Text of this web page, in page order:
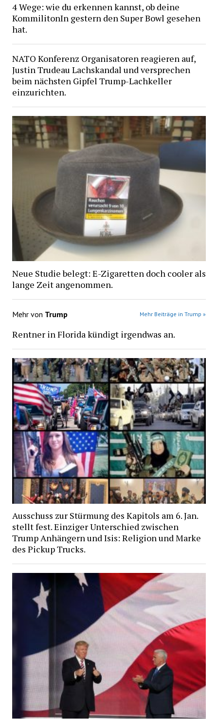
4 Wege: wie du erkennen kannst, ob deine
KommilitonIn gestern den Super Bowl gesehen
hat.
NATO Konferenz Organisatoren reagieren auf,
Justin Trudeau Lachskandal und versprechen
beim nächsten Gipfel Trump-Lachkeller
einzurichten.
Neue Studie belegt: E-Zigaretten doch cooler als
lange Zeit angenommen.
Mehr von Trump Mehr Beiträge in Trump »
Rentner in Florida kündigt irgendwas an.
Ausschuss zur Stürmung des Kapitols am 6. Jan.
stellt fest. Einziger Unterschied zwischen
Trump Anhängern und Isis: Religion und Marke
des Pickup Trucks.